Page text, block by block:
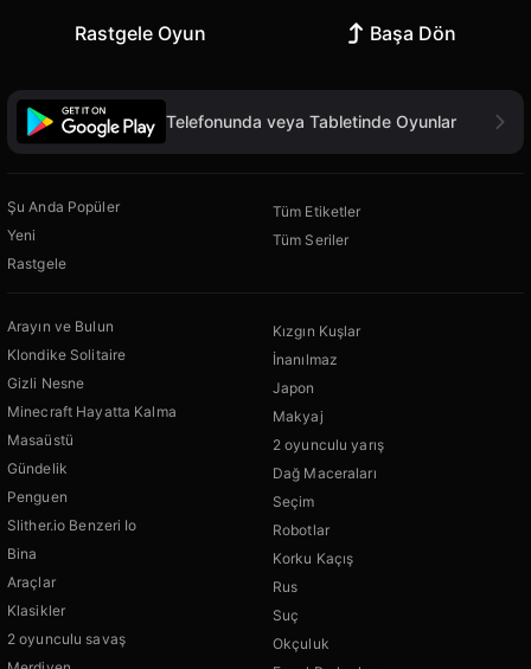
Rastgele Oyun Başa Dön
Telefonunda veya Tabletinde Oyunlar
Şu Anda Popüler
Yeni
Rastgele
Tüm Etiketler
Tüm Seriler
Arayın ve Bulun
Klondike Solitaire
Gizli Nesne
Minecraft Hayatta Kalma
Masaüstü
Gündelik
Penguen
Slither.io Benzeri Io
Bina
Araçlar
Klasikler
2 oyunculu savaş
Kızgın Kuşlar
İnanılmaz
Japon
Makyaj
2 oyunculu yarış
Dağ Maceraları
Seçim
Robotlar
Korku Kaçış
Rus
Suç
Okçuluk